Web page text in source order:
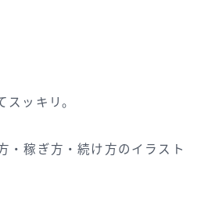
スッキリ。
・稼ぎ方・続け方のイラスト